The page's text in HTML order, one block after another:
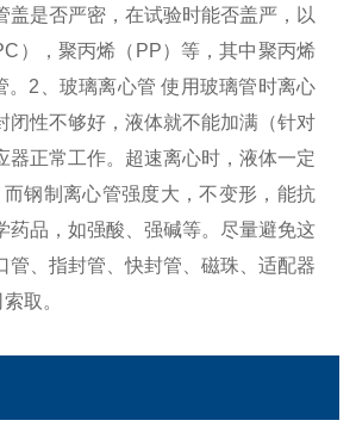
是否严密，在试验时能否盖严，以
），聚丙烯（PP）等，其中聚丙烯
2、玻璃离心管 使用玻璃管时离心
闭性不够好，液体就不能加满（针对
正常工作。超速离心时，液体一定
钢制离心管强度大，不变形，能抗
药品，如强酸、强碱等。尽量避免这
、指封管、快封管、磁珠、适配器
取。